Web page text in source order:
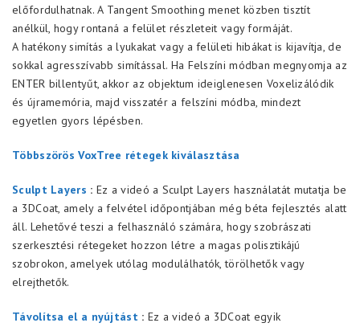
előfordulhatnak. A Tangent Smoothing menet közben tisztít
anélkül, hogy rontaná a felület részleteit vagy formáját.
A hatékony simítás a lyukakat vagy a felületi hibákat is kijavítja, de
sokkal agresszívabb simítással. Ha Felszíni módban megnyomja az
ENTER billentyűt, akkor az objektum ideiglenesen Voxelizálódik
és újramemória, majd visszatér a felszíni módba, mindezt
egyetlen gyors lépésben.
Többszörös VoxTree rétegek kiválasztása
Sculpt Layers : Ez a videó a Sculpt Layers használatát mutatja be
a 3DCoat, amely a felvétel időpontjában még béta fejlesztés alatt
áll. Lehetővé teszi a felhasználó számára, hogy szobrászati
szerkesztési rétegeket hozzon létre a magas polisztikájú
szobrokon, amelyek utólag modulálhatók, törölhetők vagy
elrejthetők.
Távolítsa el a nyújtást: Ez a videó a 3DCoat egyik